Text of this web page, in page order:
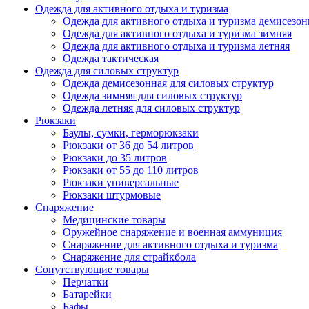
Одежда для активного отдыха и туризма
Одежда для активного отдыха и туризма
Одежда для активного отдыха и туризма зимняя
Одежда для активного отдыха и туризма летняя
Одежда тактическая
Одежда для силовых структур
Одежда демисезонная для силовых структур
Одежда зимняя для силовых структур
Одежда летняя для силовых структур
Рюкзаки
Баулы, сумки, герморюкзаки
Рюкзаки от 36 до 54 литров
Рюкзаки до 35 литров
Рюкзаки от 55 до 110 литров
Рюкзаки универсальные
Рюкзаки штурмовые
Снаряжение
Медицинские товары
Оружейное снаряжение и военная аммуниция
Снаряжение для активного отдыха и туризма
Снаряжение для страйкбола
Сопутствующие товары
Перчатки
Батарейки
Бафы